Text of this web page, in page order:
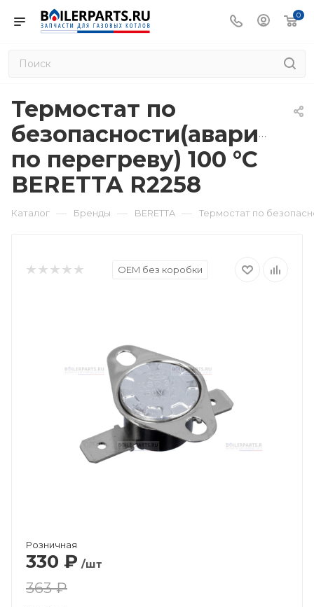
0
Термостат по
по перегреву) 100 °С
BERETTA R2258
Каталог — Бренды — BERETTA — Термостат по
OEM без коробки
Розничная
330 ₽ /шт
363 ₽